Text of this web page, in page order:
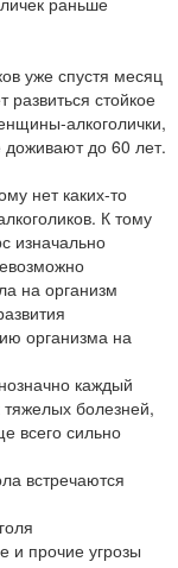
уже спустя месяц
стойкое
алкоголички,
до 60 лет.
нет каких-то
К тому
изначально
на организм
организма на
каждый
болезней,
всего сильно
встречаются
и прочие угрозы